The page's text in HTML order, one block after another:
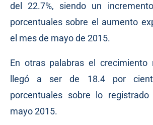
del 22.7%, siendo un
porcentuales sobre el aumento
el mes de mayo de 2015.
En otras palabras el crecimiento
llegó a ser de 18.4 por
porcentuales sobre lo
mayo 2015.